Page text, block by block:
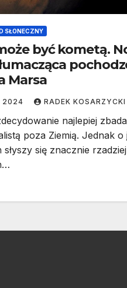
SŁONECZNY
być kometą.
Marsa
2024 RADEK KOSARZYCKI
najlepiej
poza Ziemią. Jednak o
słyszy się znacznie